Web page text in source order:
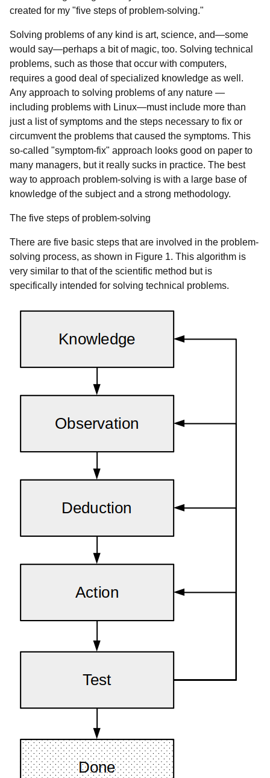
created for my "five steps of problem-solving."
Solving problems of any kind is art, science, and—some
would say—perhaps a bit of magic, too. Solving technical
problems, such as those that occur with computers,
requires a good deal of specialized knowledge as well.
Any approach to solving problems of any nature —
including problems with Linux—must include more than
just a list of symptoms and the steps necessary to fix or
circumvent the problems that caused the symptoms. This
so-called "symptom-fix" approach looks good on paper to
many managers, but it really sucks in practice. The best
way to approach problem-solving is with a large base of
knowledge of the subject and a strong methodology.
The five steps of problem-solving
There are five basic steps that are involved in the problem-
solving process, as shown in Figure 1. This algorithm is
very similar to that of the scientific method but is
specifically intended for solving technical problems.